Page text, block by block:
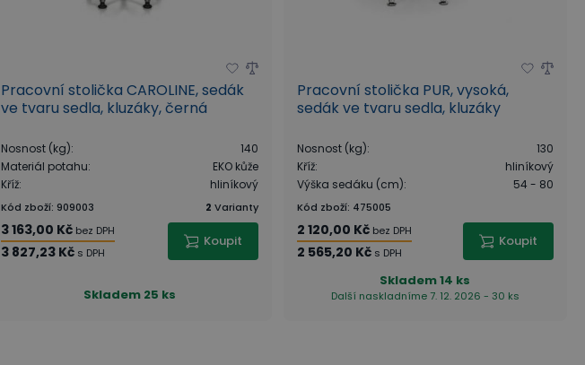
Pracovní stolička CAROLINE, sedák
ve tvaru sedla, kluzáky, černá
Nosnost (kg):
140
Materiál potahu:
EKO kůže
Kříž: hliníkový
Kód zboží:909003 2 Varianty
3 163,00 Kč bez DPH
3 827,23 Kč s DPH
Koupit
Skladem 25 ks
Pracovní stolička PUR, vysoká,
sedák ve tvaru sedla, kluzáky
Nosnost (kg):
130
Kříž:
hliníkový
Výška sedáku (cm): 54 - 80
Kód zboží: 475005
2 120,00 Kč bez DPH
2 565,20 Kč s DPH
Koupit
Skladem14 ks
Další naskladníme 7. 12. 2026 - 30 ks